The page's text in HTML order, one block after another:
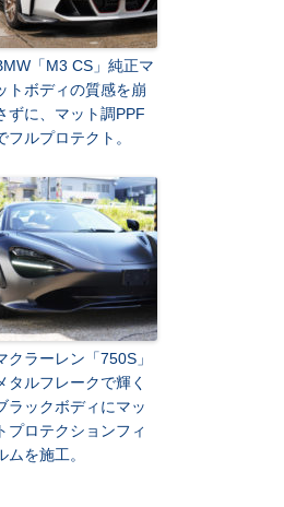
「M3 CS」純正マ
トボディの質感を崩
ずに、マット調PPF
フルプロテクト。
クラーレン「750S」
タルフレークで輝く
ラックボディにマッ
トプロテクションフィ
ムを施工。